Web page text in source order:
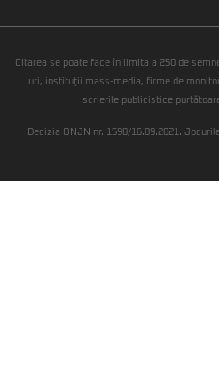
Citarea se poate face în limita a 250 de
uri, instituţii mass-media, firme de
scrierile publicistice
Decizia ONJN nr. 1598/16.09.2021.